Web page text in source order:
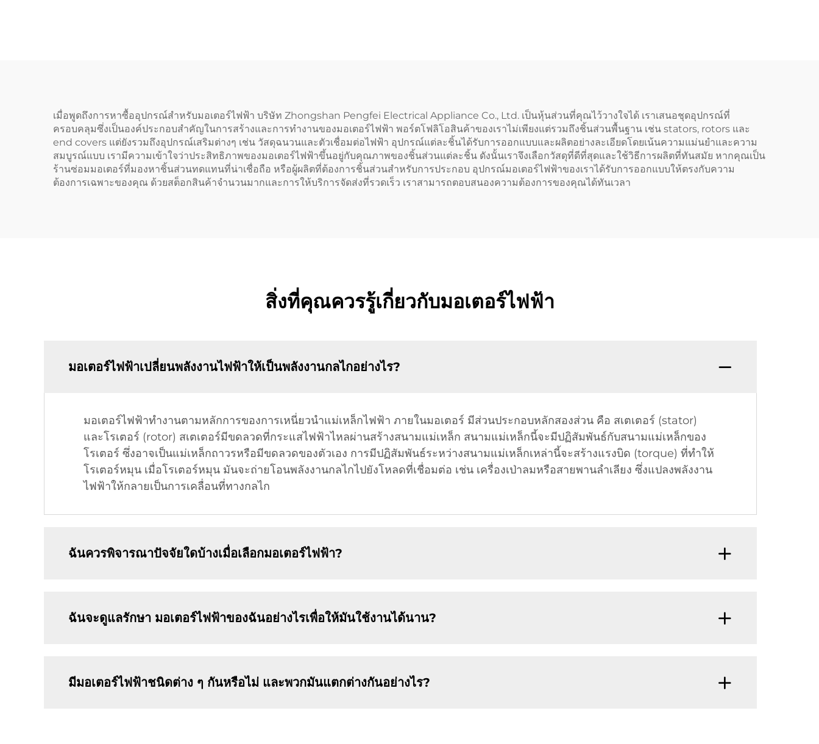
เมื่อพูดถึงการหาซื้ออุปกรณ์สำหรับมอเตอร์ไฟฟ้า บริษัท Zhongshan Pengfei Electrical Appliance Co., Ltd. เป็นหุ้นส่วนที่คุณไว้วางใจได้ เราเสนอชุดอุปกรณ์ที่
ครอบคลุมซึ่งเป็นองค์ประกอบสำคัญในการสร้างและการทำงานของมอเตอร์ไฟฟ้า พอร์ตโฟลิโอสินค้าของเราไม่เพียงแต่รวมถึงชิ้นส่วนพื้นฐาน เช่น stators, rotors และ
end covers แต่ยังรวมถึงอุปกรณ์เสริมต่างๆ เช่น วัสดุฉนวนและตัวเชื่อมต่อไฟฟ้า อุปกรณ์แต่ละชิ้นได้รับการออกแบบและผลิตอย่างละเอียดโดยเน้นความแม่นยำและความ
สมบูรณ์แบบ เรามีความเข้าใจว่าประสิทธิภาพของมอเตอร์ไฟฟ้าขึ้นอยู่กับคุณภาพของชิ้นส่วนแต่ละชิ้น ดังนั้นเราจึงเลือกวัสดุที่ดีที่สุดและใช้วิธีการผลิตที่ทันสมัย หากคุณเป็น
ร้านซ่อมมอเตอร์ที่มองหาชิ้นส่วนทดแทนที่น่าเชื่อถือ หรือผู้ผลิตที่ต้องการชิ้นส่วนสำหรับการประกอบ อุปกรณ์มอเตอร์ไฟฟ้าของเราได้รับการออกแบบให้ตรงกับความ
ต้องการเฉพาะของคุณ ด้วยสต็อกสินค้าจำนวนมากและการให้บริการจัดส่งที่รวดเร็ว เราสามารถตอบสนองความต้องการของคุณได้ทันเวลา
สิ่งที่คุณควรรู้เกี่ยวกับมอเตอร์ไฟฟ้า
มอเตอร์ไฟฟ้าเปลี่ยนพลังงานไฟฟ้าให้เป็นพลังงานกลไกอย่างไร?
มอเตอร์ไฟฟ้าทำงานตามหลักการของการเหนี่ยวนำแม่เหล็กไฟฟ้า ภายในมอเตอร์ มีส่วนประกอบหลักสองส่วน คือ สเตเตอร์ (stator)
และโรเตอร์ (rotor) สเตเตอร์มีขดลวดที่กระแสไฟฟ้าไหลผ่านสร้างสนามแม่เหล็ก สนามแม่เหล็กนี้จะมีปฏิสัมพันธ์กับสนามแม่เหล็กของ
โรเตอร์ ซึ่งอาจเป็นแม่เหล็กถาวรหรือมีขดลวดของตัวเอง การมีปฏิสัมพันธ์ระหว่างสนามแม่เหล็กเหล่านี้จะสร้างแรงบิด (torque) ที่ทำให้
โรเตอร์หมุน เมื่อโรเตอร์หมุน มันจะถ่ายโอนพลังงานกลไกไปยังโหลดที่เชื่อมต่อ เช่น เครื่องเป่าลมหรือสายพานลำเลียง ซึ่งแปลงพลังงาน
ไฟฟ้าให้กลายเป็นการเคลื่อนที่ทางกลไก
ฉันควรพิจารณาปัจจัยใดบ้างเมื่อเลือกมอเตอร์ไฟฟ้า?
ฉันจะดูแลรักษา มอเตอร์ไฟฟ้าของฉันอย่างไรเพื่อให้มันใช้งานได้นาน?
มีมอเตอร์ไฟฟ้าชนิดต่าง ๆ กันหรือไม่ และพวกมันแตกต่างกันอย่างไร?